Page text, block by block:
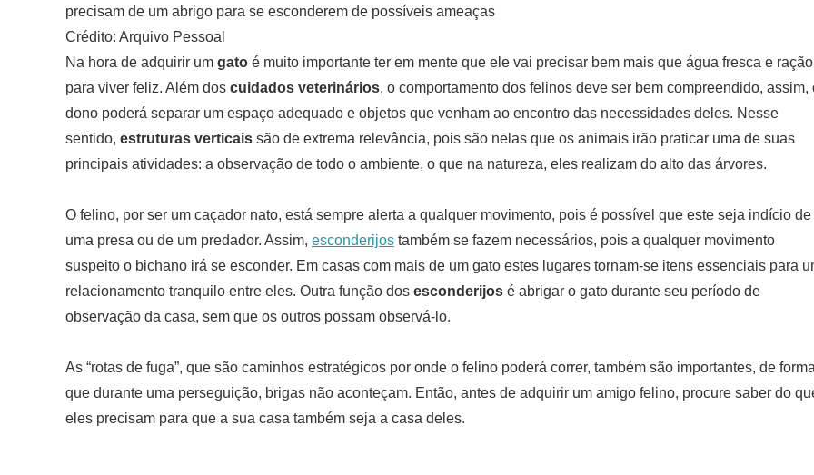
precisam de um abrigo para se esconderem de possíveis ameaças
Crédito: Arquivo Pessoal
Na hora de adquirir um gato é muito importante ter em mente que ele vai precisar bem mais que água fresca e ração
para viver feliz. Além dos cuidados veterinários, o comportamento dos felinos deve ser bem compreendido, assim,
dono poderá separar um espaço adequado e objetos que venham ao encontro das necessidades deles. Nesse
sentido, estruturas verticais são de extrema relevância, pois são nelas que os animais irão praticar uma de suas
principais atividades: a observação de todo o ambiente, o que na natureza, eles realizam do alto das árvores.
O felino, por ser um caçador nato, está sempre alerta a qualquer movimento, pois é possível que este seja indício de
uma presa ou de um predador. Assim, esconderijos também se fazem necessários, pois a qualquer movimento
suspeito o bichano irá se esconder. Em casas com mais de um gato estes lugares tornam-se itens essenciais para
relacionamento tranquilo entre eles. Outra função dos esconderijos é abrigar o gato durante seu período de
observação da casa, sem que os outros possam observá-lo.
As “rotas de fuga”, que são caminhos estratégicos por onde o felino poderá correr, também são importantes, de forma
que durante uma perseguição, brigas não aconteçam. Então, antes de adquirir um amigo felino, procure saber do
eles precisam para que a sua casa também seja a casa deles.